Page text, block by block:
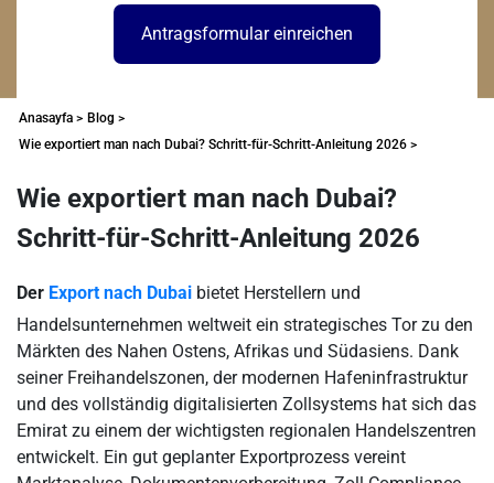
Antragsformular einreichen
Anasayfa > Blog >
Wie exportiert man nach Dubai? Schritt-für-Schritt-Anleitung 2026 >
Wie exportiert man nach Dubai?
Schritt-für-Schritt-Anleitung 2026
Der Export nach Dubai bietet Herstellern und
Handelsunternehmen weltweit ein strategisches Tor zu den
Märkten des Nahen Ostens, Afrikas und Südasiens. Dank
seiner Freihandelszonen, der modernen Hafeninfrastruktur
und des vollständig digitalisierten Zollsystems hat sich das
Emirat zu einem der wichtigsten regionalen Handelszentren
entwickelt. Ein gut geplanter Exportprozess vereint